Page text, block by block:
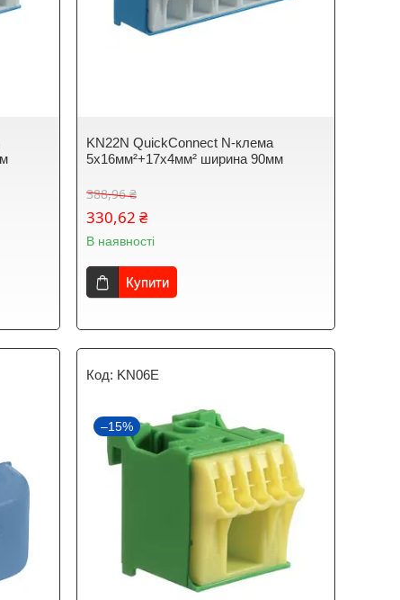
KN22N QuickConnect N-клема
5x16мм²+17x4мм² ширина 90мм
388,96 ₴
330,62 ₴
В наявності
Купити
KN06E
–15%